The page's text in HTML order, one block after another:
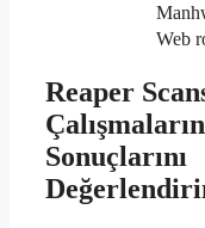
Web
Reaper
Sonuçlarını